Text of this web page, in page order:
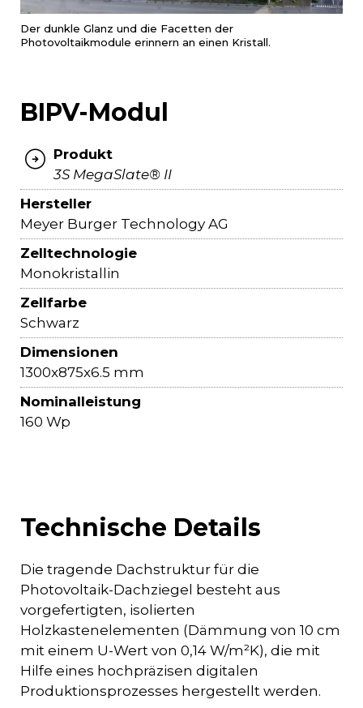
Der dunkle Glanz und die Facetten der
Photovoltaikmodule erinnern an einen Kristall.
BIPV-Modul
Produkt
3S MegaSlate® II
Hersteller
Meyer Burger Technology AG
Zelltechnologie
Monokristallin
Zellfarbe
Schwarz
Dimensionen
1300x875x6.5 mm
Nominalleistung
160 Wp
Technische Details
Die tragende Dachstruktur für die
Photovoltaik-Dachziegel besteht aus
vorgefertigten, isolierten
Holzkastenelementen (Dämmung von 10 cm
mit einem U-Wert von 0,14 W/m²K), die mit
Hilfe eines hochpräzisen digitalen
Produktionsprozesses hergestellt werden.